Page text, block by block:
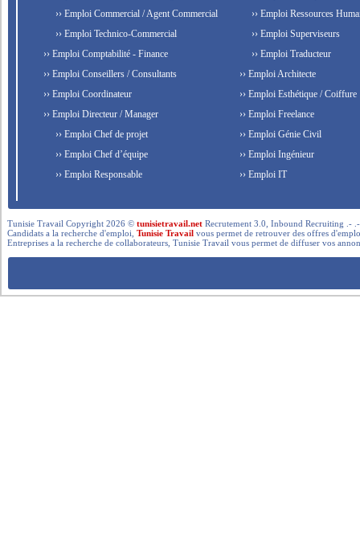
›› Emploi Commercial / Agent Commercial
›› Emploi Technico-Commercial
›› Emploi Comptabilité - Finance
›› Emploi Conseillers / Consultants
›› Emploi Coordinateur
›› Emploi Directeur / Manager
›› Emploi Chef de projet
›› Emploi Chef d’équipe
›› Emploi Responsable
›› Emploi Ressources
›› Emploi Superviseurs
›› Emploi Traducteur
›› Emploi Architecte
›› Emploi Esthétique / Coiffure
›› Emploi Freelance
›› Emploi Génie Civil
›› Emploi Ingénieur
›› Emploi IT
Tunisie Travail Copyright 2026 ©tunisietravail.net Recrutement 3.0, Inbound Recruiting .-
Candidats a la recherche d'emploi,Tunisie Travail vous permet de retrouver des offres
Entreprises a la recherche de collaborateurs, Tunisie Travail vous permet de diffuser vos